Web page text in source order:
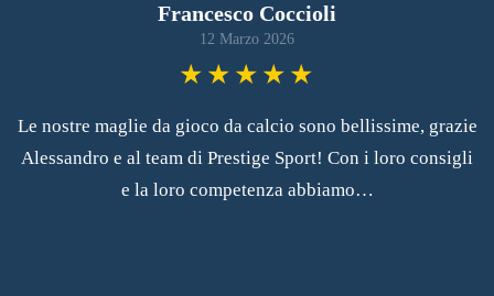
Francesco Coccioli
12 Marzo 2026
Le nostre maglie da gioco da calcio sono bellissime, grazie
Alessandro e al team di Prestige Sport! Con i loro consigli
e la loro competenza abbiamo…